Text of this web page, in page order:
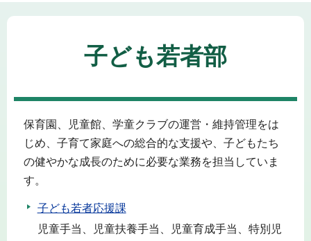
子ども若者部
保育園、児童館、学童クラブの運営・維持管理をは
じめ、子育て家庭への総合的な支援や、子どもたち
の健やかな成長のために必要な業務を担当していま
す。
子ども若者応援課
児童手当、児童扶養手当、児童育成手当、特別児